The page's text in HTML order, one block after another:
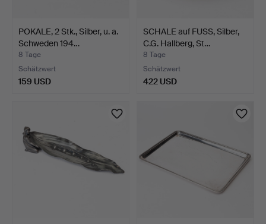
POKALE, 2 Stk., Silber, u. a.
Schweden 194…
8 Tage
Schätzwert
159 USD
SCHALE auf FUSS, Silber,
C.G. Hallberg, St…
8 Tage
Schätzwert
422 USD